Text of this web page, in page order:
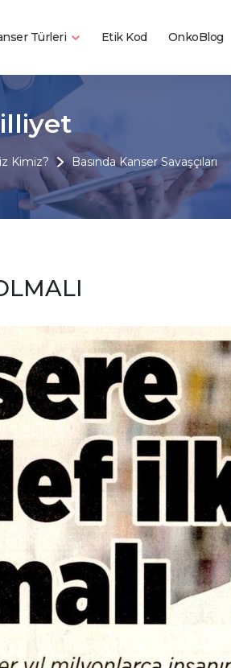
Türleri Etik Kod OnkoBlog
Kimiz? Basında Kanser Savaşçıları